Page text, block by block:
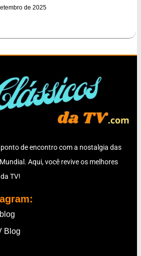
de 2025
ponto de encontro com a nostalgia das
Aqui, você revive os melhores
TV!
Blog